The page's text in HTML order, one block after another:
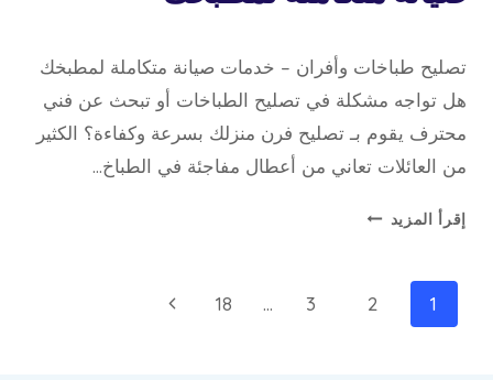
repaircookers
تصليح طباخات وأفران – خدمات صيانة متكاملة لمطبخك
هل تواجه مشكلة في تصليح الطباخات أو تبحث عن فني
محترف يقوم بـ تصليح فرن منزلك بسرعة وكفاءة؟ الكثير
من العائلات تعاني من أعطال مفاجئة في الطباخ…
إقرأ المزيد تصليح
تنقل
1
2
3
…
18
الصفحة